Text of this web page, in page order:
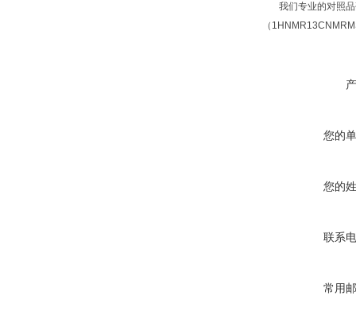
我们专业的对照品
（
您的
您的
联系
常用